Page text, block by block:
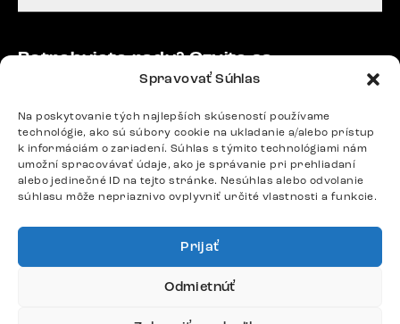
Spravovať Súhlas
Na poskytovanie tých najlepších skúseností používame
technológie, ako sú súbory cookie na ukladanie a/alebo prístup
k informáciám o zariadení. Súhlas s týmito technológiami nám
umožní spracovávať údaje, ako je správanie pri prehliadaní
alebo jedinečné ID na tejto stránke. Nesúhlas alebo odvolanie
súhlasu môže nepriaznivo ovplyvniť určité vlastnosti a funkcie.
Prijať
Odmietnúť
Potrebujete radu? Ozvite sa.
podpora@delife-shop.sk
Odpovedáme do 24 hodín.
4,8